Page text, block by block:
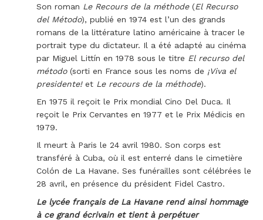
Son roman Le Recours de la méthode(El Recurso
del Método), publié en 1974 est l’un des grands
romans de la littérature latino américaine à tracer le
portrait type du dictateur. Il a été adapté au cinéma
par Miguel Littín en 1978 sous le titre El recurso del
método(sorti en France sous les noms de ¡Viva el
presidente!et Le recours de la méthode).
En 1975 il reçoit le Prix mondial Cino Del Duca. Il
reçoit le Prix Cervantes en 1977 et le Prix Médicis en
1979.
Il meurt à Paris le 24 avril 1980. Son corps est
transféré à Cuba, où il est enterré dans le cimetière
Colón de La Havane. Ses funérailles sont célébrées le
28 avril, en présence du président Fidel Castro.
Le lycée français de La Havane rend ainsi hommage
à ce grand écrivain et tient à perpétuer